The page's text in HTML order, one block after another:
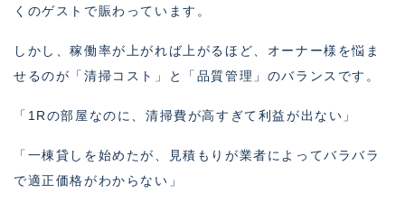
くのゲストで賑わっています。
しかし、稼働率が上がれば上がるほど、オーナー様を悩ま
せるのが「清掃コスト」と「品質管理」のバランスです。
「1Rの部屋なのに、清掃費が高すぎて利益が出ない」
「一棟貸しを始めたが、見積もりが業者によってバラバラ
で適正価格がわからない」